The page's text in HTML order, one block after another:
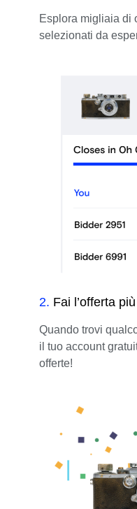
Esplora migliaia di
selezionati da
2. Fai l’offerta
Quando trovi
il tuo account
offerte!